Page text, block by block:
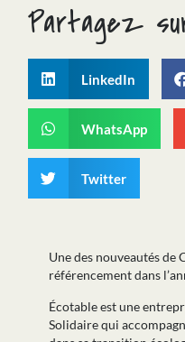
Partagez
LinkedIn
WhatsApp
Twitter
Une des nouveautés
référencement dans
Écotable est une
Solidaire qui